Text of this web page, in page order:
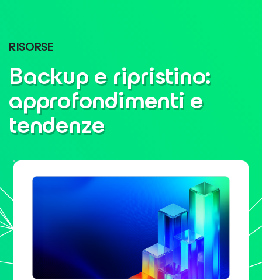
RISORSE
Backup e ripristino:
approfondimenti e
tendenze